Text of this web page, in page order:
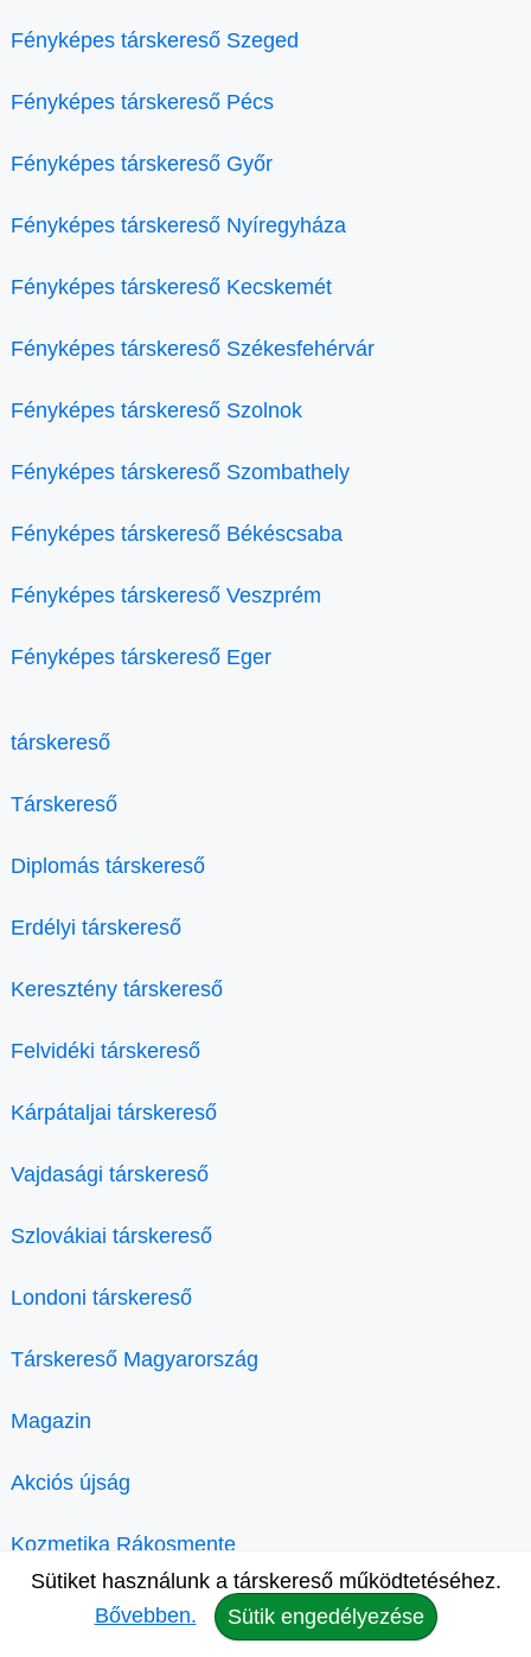
Fényképes társkereső Szeged
Fényképes társkereső Pécs
Fényképes társkereső Győr
Fényképes társkereső Nyíregyháza
Fényképes társkereső Kecskemét
Fényképes társkereső Székesfehérvár
Fényképes társkereső Szolnok
Fényképes társkereső Szombathely
Fényképes társkereső Békéscsaba
Fényképes társkereső Veszprém
Fényképes társkereső Eger
társkereső
Társkereső
Diplomás társkereső
Erdélyi társkereső
Keresztény társkereső
Felvidéki társkereső
Kárpátaljai társkereső
Vajdasági társkereső
Szlovákiai társkereső
Londoni társkereső
Társkereső Magyarország
Magazin
Akciós újság
Kozmetika Rákosmente
Sütiket használunk a társkereső működtetéséhez.
Bővebben.
Sütik engedélyezése